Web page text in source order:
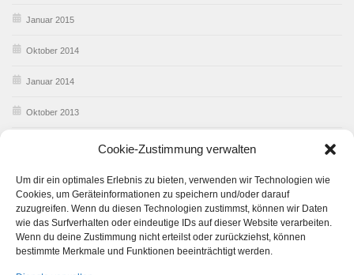
Cookie-Zustimmung verwalten
Um dir ein optimales Erlebnis zu bieten, verwenden wir Technologien wie
Cookies, um Geräteinformationen zu speichern und/oder darauf
zuzugreifen. Wenn du diesen Technologien zustimmst, können wir Daten
wie das Surfverhalten oder eindeutige IDs auf dieser Website verarbeiten.
Wenn du deine Zustimmung nicht erteilst oder zurückziehst, können
bestimmte Merkmale und Funktionen beeinträchtigt werden.
Januar 2015
Oktober 2014
Januar 2014
Oktober 2013
Dezember 2012